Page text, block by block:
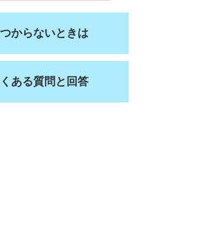
からないときは
ある質問と回答